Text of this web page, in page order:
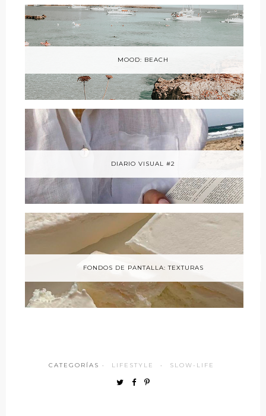
MOOD: BEACH
DIARIO VISUAL #2
FONDOS DE PANTALLA: TEXTURAS
CATEGORÍAS · LIFESTYLE · SLOW-LIFE